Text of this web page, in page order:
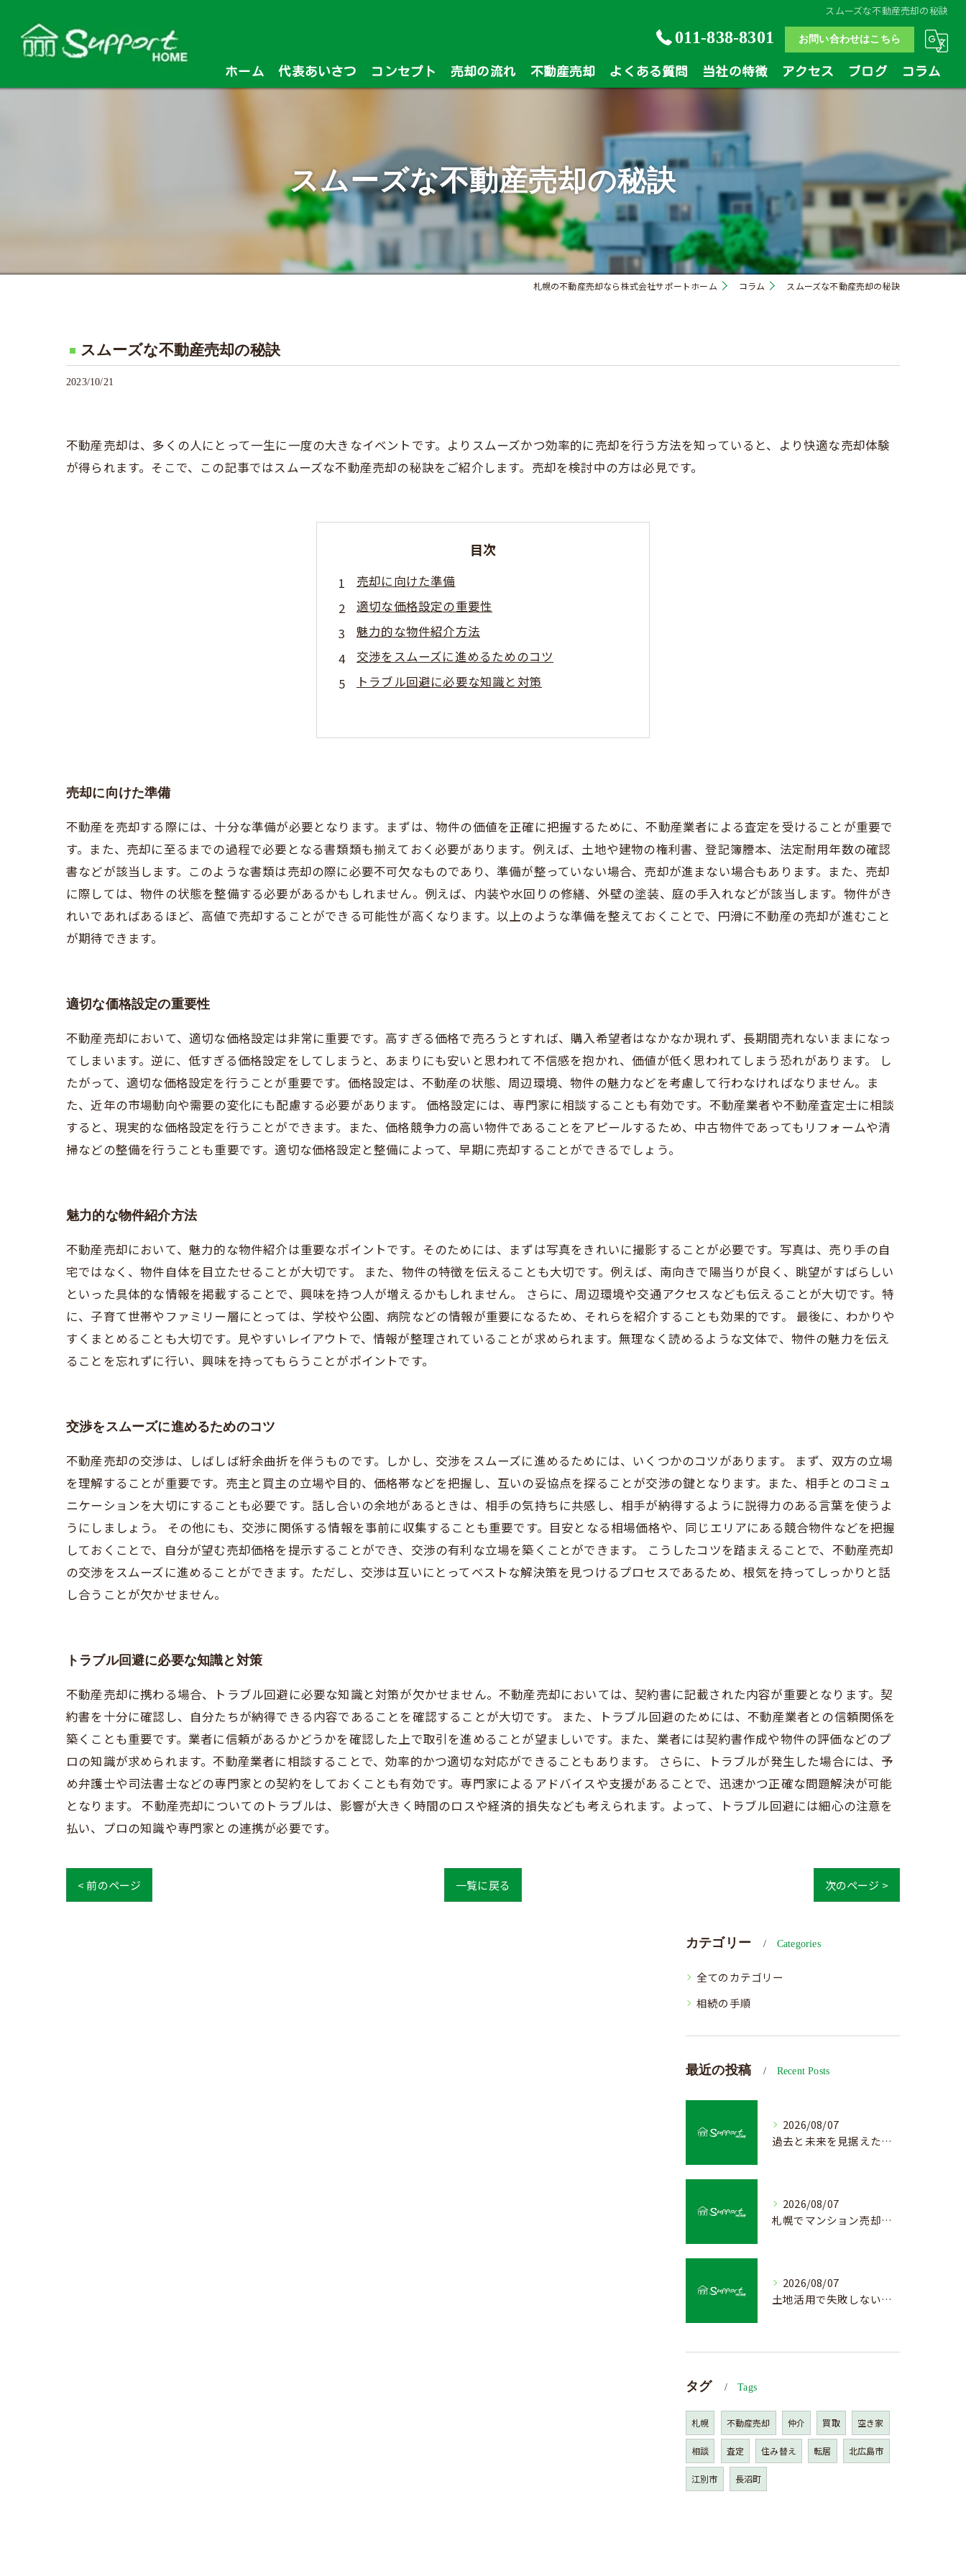
スムーズな不動産売却の秘訣
011-838-8301 お問い合わせはこちら
ホーム 代表あいさつ コンセプト 売却の流れ 不動産売却 よくある質問 当社の特徴
戸建
マンション
相続
買い替え
アクセス ブログ コラム
スムーズな不動産売却の秘訣
札幌の不動産売却なら株式会社サポートホーム コラム スムーズな不動産売却の秘訣
スムーズな不動産売却の秘訣
2023/10/21
不動産売却は、多くの人にとって一生に一度の大きなイベントです。よりスムーズかつ効率的に売却を行う方法を知っていると、より快適な売却体験
が得られます。そこで、この記事ではスムーズな不動産売却の秘訣をご紹介します。売却を検討中の方は必見です。
目次
売却に向けた準備
適切な価格設定の重要性
魅力的な物件紹介方法
交渉をスムーズに進めるためのコツ
トラブル回避に必要な知識と対策
売却に向けた準備
不動産を売却する際には、十分な準備が必要となります。まずは、物件の価値を正確に把握するために、不動産業者による査定を受けることが重要で
す。また、売却に至るまでの過程で必要となる書類類も揃えておく必要があります。例えば、土地や建物の権利書、登記簿謄本、法定耐用年数の確認
書などが該当します。このような書類は売却の際に必要不可欠なものであり、準備が整っていない場合、売却が進まない場合もあります。また、売却
に際しては、物件の状態を整備する必要があるかもしれません。例えば、内装や水回りの修繕、外壁の塗装、庭の手入れなどが該当します。物件がき
れいであればあるほど、高値で売却することができる可能性が高くなります。以上のような準備を整えておくことで、円滑に不動産の売却が進むこと
が期待できます。
適切な価格設定の重要性
不動産売却において、適切な価格設定は非常に重要です。高すぎる価格で売ろうとすれば、購入希望者はなかなか現れず、長期間売れないままになっ
てしまいます。逆に、低すぎる価格設定をしてしまうと、あまりにも安いと思われて不信感を抱かれ、価値が低く思われてしまう恐れがあります。 し
たがって、適切な価格設定を行うことが重要です。価格設定は、不動産の状態、周辺環境、物件の魅力などを考慮して行わなければなりません。ま
た、近年の市場動向や需要の変化にも配慮する必要があります。 価格設定には、専門家に相談することも有効です。不動産業者や不動産査定士に相談
すると、現実的な価格設定を行うことができます。また、価格競争力の高い物件であることをアピールするため、中古物件であってもリフォームや清
掃などの整備を行うことも重要です。適切な価格設定と整備によって、早期に売却することができるでしょう。
魅力的な物件紹介方法
不動産売却において、魅力的な物件紹介は重要なポイントです。そのためには、まずは写真をきれいに撮影することが必要です。写真は、売り手の自
宅ではなく、物件自体を目立たせることが大切です。 また、物件の特徴を伝えることも大切です。例えば、南向きで陽当りが良く、眺望がすばらしい
といった具体的な情報を掲載することで、興味を持つ人が増えるかもしれません。 さらに、周辺環境や交通アクセスなども伝えることが大切です。特
に、子育て世帯やファミリー層にとっては、学校や公園、病院などの情報が重要になるため、それらを紹介することも効果的です。 最後に、わかりや
すくまとめることも大切です。見やすいレイアウトで、情報が整理されていることが求められます。無理なく読めるような文体で、物件の魅力を伝え
ることを忘れずに行い、興味を持ってもらうことがポイントです。
交渉をスムーズに進めるためのコツ
不動産売却の交渉は、しばしば紆余曲折を伴うものです。しかし、交渉をスムーズに進めるためには、いくつかのコツがあります。 まず、双方の立場
を理解することが重要です。売主と買主の立場や目的、価格帯などを把握し、互いの妥協点を探ることが交渉の鍵となります。また、相手とのコミュ
ニケーションを大切にすることも必要です。話し合いの余地があるときは、相手の気持ちに共感し、相手が納得するように説得力のある言葉を使うよ
うにしましょう。 その他にも、交渉に関係する情報を事前に収集することも重要です。目安となる相場価格や、同じエリアにある競合物件などを把握
しておくことで、自分が望む売却価格を提示することができ、交渉の有利な立場を築くことができます。 こうしたコツを踏まえることで、不動産売却
の交渉をスムーズに進めることができます。ただし、交渉は互いにとってベストな解決策を見つけるプロセスであるため、根気を持ってしっかりと話
し合うことが欠かせません。
トラブル回避に必要な知識と対策
不動産売却に携わる場合、トラブル回避に必要な知識と対策が欠かせません。不動産売却においては、契約書に記載された内容が重要となります。契
約書を十分に確認し、自分たちが納得できる内容であることを確認することが大切です。 また、トラブル回避のためには、不動産業者との信頼関係を
築くことも重要です。業者に信頼があるかどうかを確認した上で取引を進めることが望ましいです。また、業者には契約書作成や物件の評価などのプ
ロの知識が求められます。不動産業者に相談することで、効率的かつ適切な対応ができることもあります。 さらに、トラブルが発生した場合には、予
め弁護士や司法書士などの専門家との契約をしておくことも有効です。専門家によるアドバイスや支援があることで、迅速かつ正確な問題解決が可能
となります。 不動産売却についてのトラブルは、影響が大きく時間のロスや経済的損失なども考えられます。よって、トラブル回避には細心の注意を
払い、プロの知識や専門家との連携が必要です。
< 前のページ 一覧に戻る 次のページ >
カテゴリー Categories
全てのカテゴリー
相続の手順
最近の投稿 Recent Posts
2026/08/07
過去と未来を見据えた戸建て売却の秘訣
2026/08/07
札幌でマンション売却を成功させる査定と価格の見極め方
2026/08/07
土地活用で失敗しない売却準備のポイント
タグ Tags
札幌 不動産売却 仲介 買取 空き家
相談 査定 住み替え 転居 北広島市
江別市 長沼町